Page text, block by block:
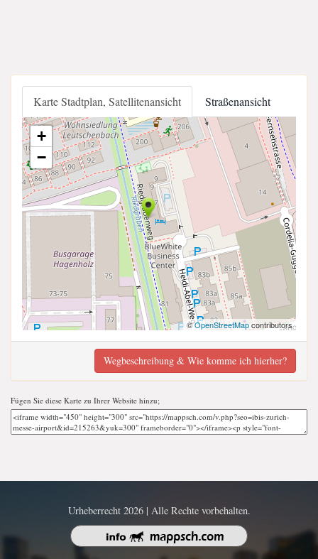
Karte Stadtplan, Satellitenansicht Straßenansicht
+
−
©OpenStreetMapcontributors
Wegbeschreibung & Wie komme ich hierher?
Fügen Sie diese Karte zu Ihrer Website hinzu;
Urheberrecht 2026 | Alle Rechte vorbehalten.